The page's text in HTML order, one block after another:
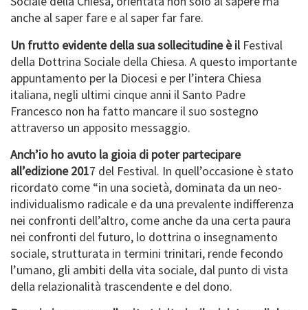
anche al saper fare e al saper far fare.
Un frutto evidente della sua sollecitudine è ilFestival
della Dottrina Sociale della Chiesa. A questo importante
appuntamento per la Diocesi e per l’intera Chiesa
italiana, negli ultimi cinque anni il Santo Padre
Francesco non ha fatto mancare il suo sostegno
attraverso un apposito messaggio.
Anch’io ho avuto la gioia di poter partecipare
all’edizione 2017 del Festival. In quell’occasione è stato
ricordato come “in una società, dominata da un neo-
individualismo radicale e da una prevalente indifferenza
nei confronti dell’altro, come anche da una certa paura
nei confronti del futuro, lo dottrina o insegnamento
sociale, strutturata in termini trinitari, rende fecondo
l’umano, gli ambiti della vita sociale, dal punto di vista
della relazionalità trascendente e del dono.